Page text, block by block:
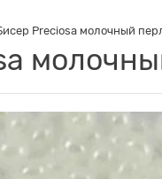
Preciosa молочный